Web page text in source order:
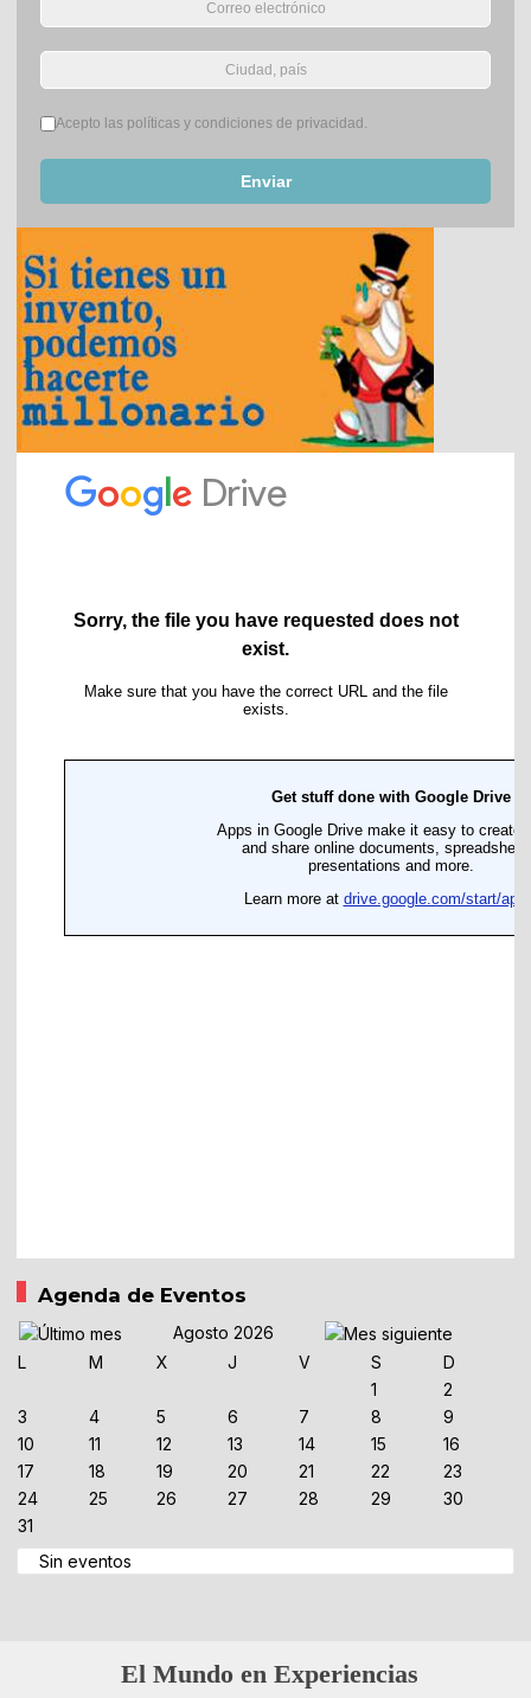
Términos del servicio*
Acepto las políticas y condiciones de privacidad.
Enviar
Agenda de Eventos
Agosto 2026
L
M X J V S
D
1
2
3
4 5 6 7 8
9
10
11 12 13 14 15
16
17
18 19 20 21 22
23
24
25 26 27 28 29
30
31
Sin eventos
El Mundo en Experiencias